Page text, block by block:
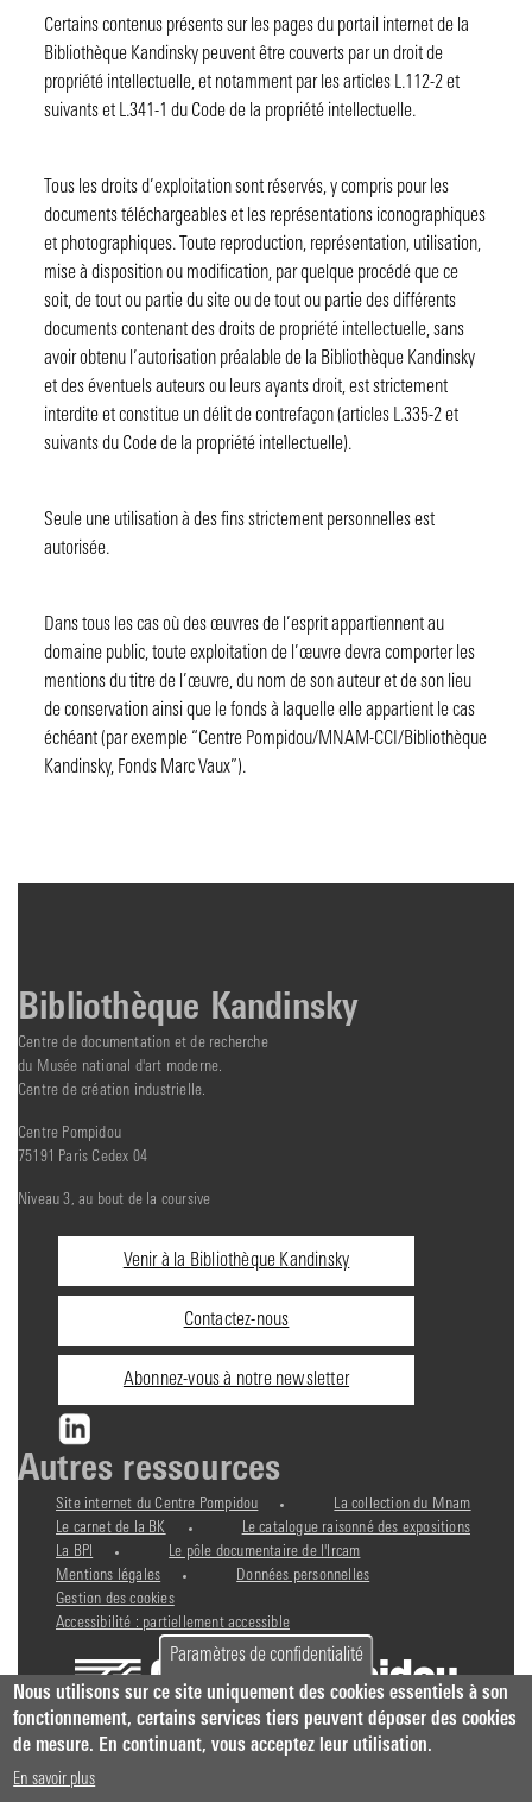
Certains contenus présents sur les pages du portail internet de la
Bibliothèque Kandinsky peuvent être couverts par un droit de
propriété intellectuelle, et notamment par les articles L.112-2 et
suivants et L.341-1 du Code de la propriété intellectuelle.
Tous les droits d’exploitation sont réservés, y compris pour les
documents téléchargeables et les représentations iconographiques
et photographiques. Toute reproduction, représentation, utilisation,
mise à disposition ou modification, par quelque procédé que ce
soit, de tout ou partie du site ou de tout ou partie des différents
documents contenant des droits de propriété intellectuelle, sans
avoir obtenu l’autorisation préalable de la Bibliothèque Kandinsky
et des éventuels auteurs ou leurs ayants droit, est strictement
interdite et constitue un délit de contrefaçon (articles L.335-2 et
suivants du Code de la propriété intellectuelle).
Seule une utilisation à des fins strictement personnelles est
autorisée.
Dans tous les cas où des œuvres de l’esprit appartiennent au
domaine public, toute exploitation de l’œuvre devra comporter les
mentions du titre de l’œuvre, du nom de son auteur et de son lieu
de conservation ainsi que le fonds à laquelle elle appartient le cas
échéant (par exemple “Centre Pompidou/MNAM-CCI/Bibliothèque
Kandinsky, Fonds Marc Vaux”).
Bibliothèque Kandinsky
Centre de documentation et de recherche
du Musée national d'art moderne.
Centre de création industrielle.
Centre Pompidou
75191 Paris Cedex 04
Niveau 3, au bout de la coursive
Informations
pratiques
Venir à la Bibliothèque Kandinsky
Contactez-nous
Abonnez-vous à notre newsletter
Autres ressources
Site internet du Centre Pompidou
La collection du Mnam
Le carnet de la BK
Le catalogue raisonné des expositions
La BPI
Le pôle documentaire de l'Ircam
Mentions légales
Données personnelles
Gestion des cookies
Accessibilité : partiellement accessible
Paramètres de confidentialité
Nous utilisons sur ce site uniquement des cookies essentiels à son
fonctionnement, certains services tiers peuvent déposer des cookies
de mesure. En continuant, vous acceptez leur utilisation.
En savoir plus